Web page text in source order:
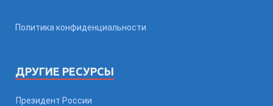
Политика конфиденциальности
ДРУГИЕ РЕСУРСЫ
Президент России